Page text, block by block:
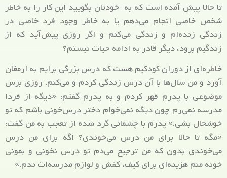
تا حالا پیش آمده است که به خودتان بگویید این کار را به خاطر
شخص خاصی انجام می‌دهم یا به خاطر وجود فرد خاصی در
زندگی زنده‌ام و زندگی می‌کنم و اگر روزی پیش‌آید که از
زندگیم برود، دیگر قادر به ادامه حیات نیستم؟
خاطره‌ای از دوران کودکیم هست که درس بزرگی برایم به ارمغان
آورد و من سال‌ها با آن درس زندگی کردم و می‌کنم. روزی برس
موضوعی با پدرم قهر کردم و به پدرم گفتم: «دیگه از فردا
مدرسه نمی‌رم چون دیگه نمی‌خوام دختر درس‌خونی باشم که تو
خوشحال بشی.» پدرم با چشمانی گرد شده از تعجب به من گفت:
«مگه تا حالا برای من درس می‌خوندی؟ اگه برای من درس
می‌خوندی بدون که من ترجیح می‌دم تو درس نخونی و بمونی
خونه منم هزینه‌ای برای کیف، کفش و لوازم مدرسه‌ات ندم.»